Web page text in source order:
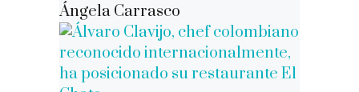
Ángela Carrasco